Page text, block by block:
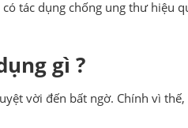
tác dụng chống ung thư hiệu
gì ?
vời đến bất ngờ. Chính vì